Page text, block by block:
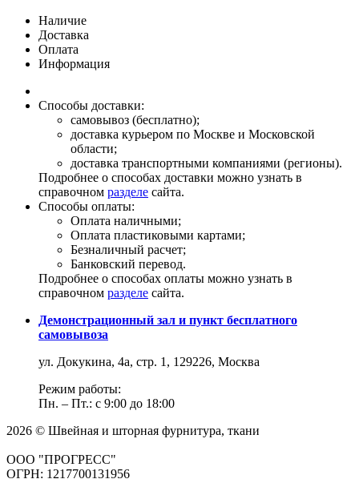
Наличие
Доставка
Оплата
Информация
Способы доставки:
самовывоз (бесплатно);
доставка курьером по Москве и Московской
области;
доставка транспортными компаниями (регионы).
Подробнее о способах доставки можно узнать в
справочном разделе сайта.
Способы оплаты:
Оплата наличными;
Оплата пластиковыми картами;
Безналичный расчет;
Банковский перевод.
Подробнее о способах оплаты можно узнать в
справочном разделе сайта.
Демонстрационный зал и пункт бесплатного
самовывоза
ул. Докукина, 4а, стр. 1, 129226, Москва
Режим работы:
Пн. – Пт.: с 9:00 до 18:00
2026 © Швейная и шторная фурнитура, ткани
ООО "ПРОГРЕСС"
ОГРН: 1217700131956